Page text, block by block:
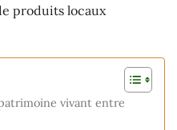
produits locaux
vivant entre